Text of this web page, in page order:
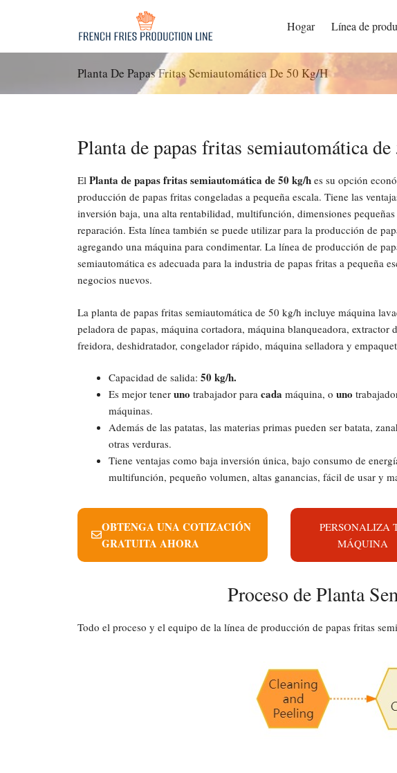
Hogar Línea de
Planta De Papas Fritas Semiautomática De 50 Kg/h
Planta de papas fritas semiautomática
El Planta de papas fritas semiautomática de 50 kg/h es su opción
producción de papas fritas congeladas a pequeña escala. Tiene las
inversión baja, una alta rentabilidad, multifunción, dimensiones
reparación. Esta línea también se puede utilizar para la producción de
agregando una máquina para condimentar. La línea de producción de
semiautomática es adecuada para la industria de papas fritas a pequeña
negocios nuevos.
La planta de papas fritas semiautomática de 50 kg/h incluye máquina
peladora de papas, máquina cortadora, máquina blanqueadora, extractor
freidora, deshidratador, congelador rápido, máquina selladora y
Capacidad de salida: 50 kg/h.
Es mejor tener uno trabajador para cada máquina, o uno
máquinas.
Además de las patatas, las materias primas pueden ser batata,
otras verduras.
Tiene ventajas como baja inversión única, bajo consumo de
multifunción, pequeño volumen, altas ganancias, fácil de usar y
OBTENGA UNA COTIZACIÓN
GRATUITA AHORA
PERSONALIZA
MÁQUINA
Proceso de Planta
Todo el proceso y el equipo de la línea de producción de papas fritas